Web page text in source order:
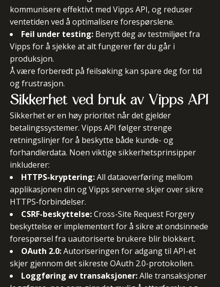
kommunisere effektivt med Vipps API, og reduser
ventetiden ved å optimalisere forespørslene.
Feil under testing: Benytt deg av testmiljøet fra
Vipps for å sjekke at alt fungerer før du går i
produksjon.
Å være forberedt på feilsøking kan spare deg for tid
og frustrasjon.
Sikkerhet ved bruk av Vipps API
Sikkerhet er en høy prioritet når det gjelder
betalingssystemer. Vipps API følger strenge
retningslinjer for å beskytte både kunde- og
forhandlerdata. Noen viktige sikkerhetsprinsipper
inkluderer:
HTTPS-kryptering:All dataoverføring mellom
applikasjonen din og Vipps serverne skjer over sikre
HTTPS-forbindelser.
CSRF-beskyttelse:Cross-Site Request Forgery
beskyttelse er implementert for å sikre at ondsinnede
forespørsel fra uautoriserte brukere blir blokkert.
OAuth 2.0:Autoriseringen for adgang til API-et
skjer gjennom det sikreste OAuth 2.0-protokollen.
Loggføring av transaksjoner:Alle transaksjoner